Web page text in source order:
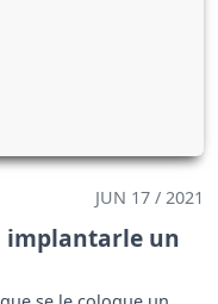
JUN 17 / 2021
implantarle un